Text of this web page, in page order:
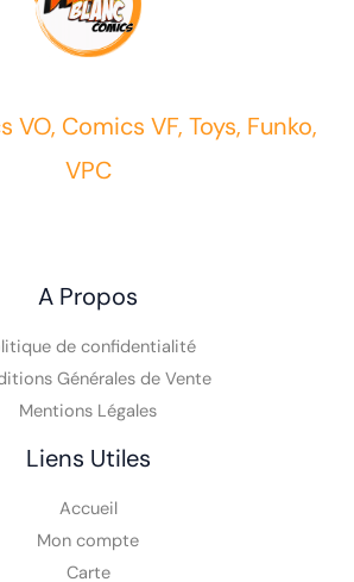
VO, Comics VF, Toys, Funko,
VPC
A Propos
de confidentialité
Générales de Vente
Mentions Légales
Liens Utiles
Accueil
Mon compte
Carte